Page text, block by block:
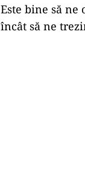
Este bine să
încât să ne